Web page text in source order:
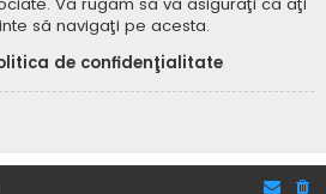
să navigaţi pe acesta.
de confidenţialitate